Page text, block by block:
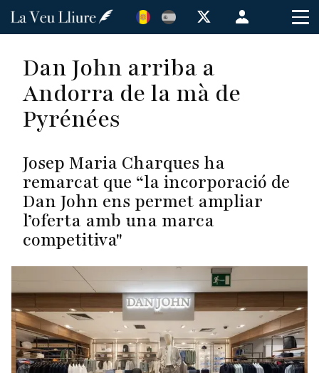
Vés
Menú
de
usuario
Dan John arriba a
Andorra de la mà de
Pyrénées
Josep Maria Charques ha
remarcat que “la incorporació de
Dan John ens permet ampliar
l’oferta amb una marca
competitiva"